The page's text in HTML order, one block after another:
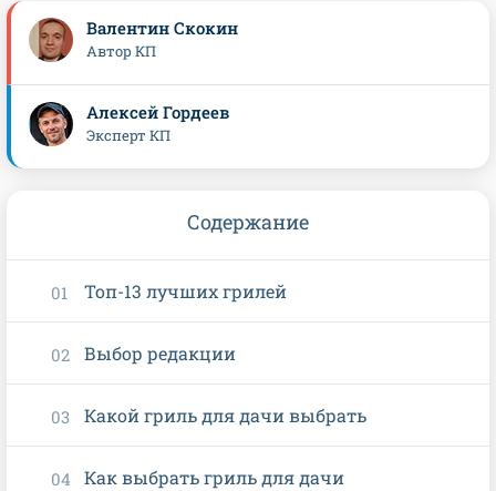
Валентин Скокин
Автор КП
Алексей Гордеев
Эксперт КП
Содержание
Топ-13 лучших грилей
Выбор редакции
Какой гриль для дачи выбрать
Как выбрать гриль для дачи